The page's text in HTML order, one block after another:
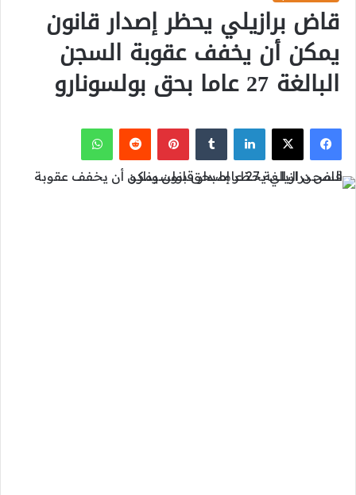
قاض برازيلي يحظر إصدار قانون
يمكن أن يخفف عقوبة السجن
البالغة 27 عاما بحق بولسونارو
فيسبوك
‫X لينكدإن بينتيريست واتساب